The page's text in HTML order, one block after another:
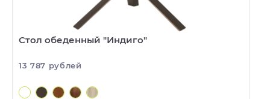
Стол обеденный "Индиго"
13 787 рублей